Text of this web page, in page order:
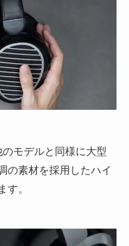
モデルと同様に大型
の素材を採用したハイ
。